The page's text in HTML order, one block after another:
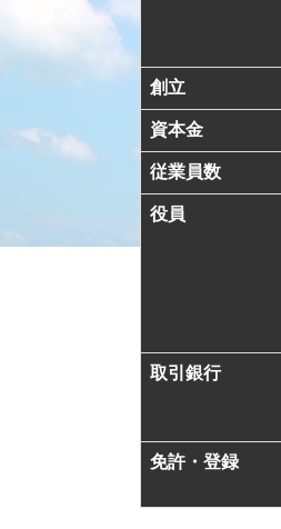
創立
資本金
従業員数
役員
取引銀行
免許・登録